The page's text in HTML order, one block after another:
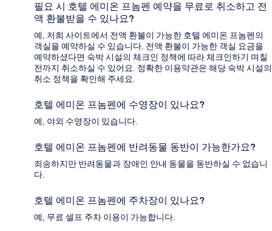
필요 시 호텔 에미온 프놈펜 예약을 무료로 취소하고 전
액 환불받을 수 있나요?
예, 저희 사이트에서 전액 환불이 가능한 호텔 에미온 프놈펜의
객실을 예약하실 수 있습니다. 전액 환불이 가능한 객실 요금을
예약하셨다면 숙박 시설의 체크인 정책에 따라 체크인하기 며칠
전까지 취소하실 수 있어요. 정확한 이용약관은 해당 숙박 시설의
취소 정책을 확인해 주세요.
호텔 에미온 프놈펜에 수영장이 있나요?
예, 야외 수영장이 있습니다.
호텔 에미온 프놈펜에 반려동물 동반이 가능한가요?
죄송하지만 반려동물과 장애인 안내 동물을 동반하실 수 없습니
다.
호텔 에미온 프놈펜에 주차장이 있나요?
예, 무료 셀프 주차 이용이 가능합니다.